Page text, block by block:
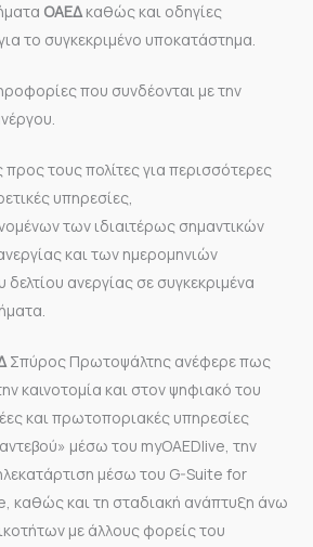
ΟΑΕΔκαθώς και οδηγίες
το συγκεκριμένο υποκατάστημα.
που συνδέονται με την
προς τους πολίτες για περισσότερες
υπηρεσίες,
των ιδιαιτέρως σημαντικών
και των ημερομηνιών
ανεργίας σε συγκεκριμένα
Σπύρος Πρωτοψάλτης ανέφερε πως
καινοτομία και στον ψηφιακό του
και πρωτοποριακές υπηρεσίες
μέσω του myOAEDlive, την
μέσω του G-Suite for
καθώς και τη σταδιακή ανάπτυξη άνω
με άλλους φορείς του